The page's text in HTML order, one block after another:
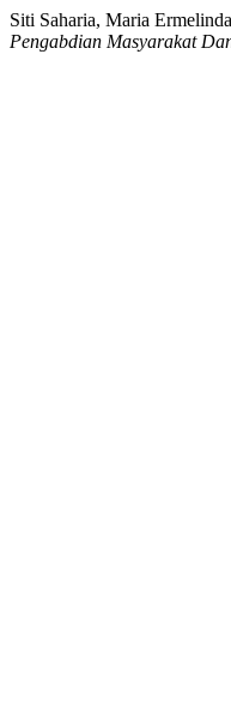
Siti Saharia, Maria
Pengabdian Masyarakat